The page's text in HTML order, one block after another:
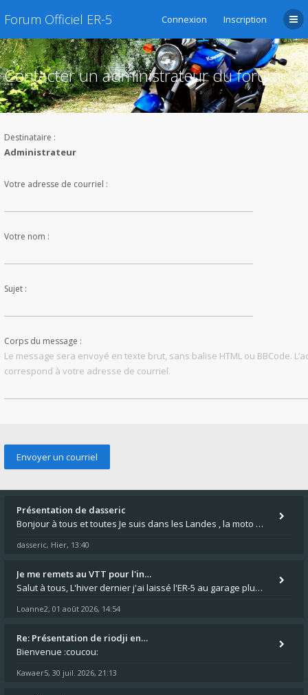
Forum Officiel ER-5 Connexion Inscription
Contacter un administrateur du forum
Destinataire :
Administrateur
Votre adresse de courriel :
Votre nom :
Sujet :
Corps du message :
Le message sera envoyé en texte brut, sans balise HTML ou BBCode.
correspond à votre adresse de courriel.
Présentation de dasseric
Bonjour à tous et toutes Je suis dans les Landes , la moto appartient à ma fille et je suis désigné pour faire l'entreti
dasseric, Hier, 13:40
Je me remets au VTT pour l'in…
Salut à tous, L'hiver dernier j'ai laissé l'ER-5 au garage plus souvent que je veux bien l'admettre, et le médecin m'a
Loanne2, 01 août 2026, 14:54
Re: Présentation de riodji en…
Bienvenue :coucou:
Kawaer5, 30 juil. 2026, 21:13